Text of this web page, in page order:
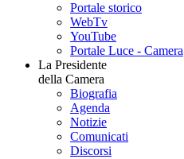
Portale storico
WebTv
YouTube
Portale Luce - Camera
La Presidente
della Camera
Biografia
Agenda
Notizie
Comunicati
Discorsi